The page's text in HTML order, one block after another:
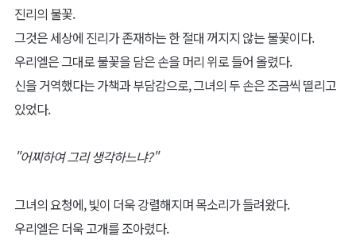
진리의 불꽃.
그것은 세상에 진리가 존재하는 한 절대 꺼지지 않는 불꽃이다.
우리엘은 그대로 불꽃을 담은 손을 머리 위로 들어 올렸다.
신을 거역했다는 가책과 부담감으로, 그녀의 두 손은 조금씩 떨리고
있었다.
"어찌하여 그리 생각하느냐?"
그녀의 요청에, 빛이 더욱 강렬해지며 목소리가 들려왔다.
우리엘은 더욱 고개를 조아렸다.